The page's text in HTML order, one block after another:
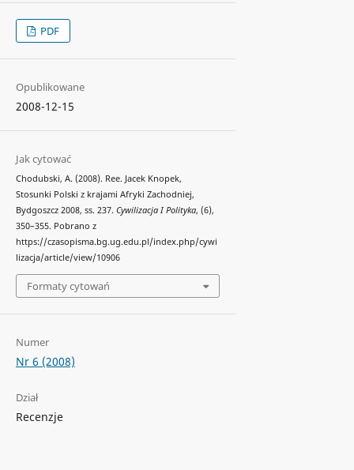
PDF
Opublikowane
2008-12-15
Jak cytować
Chodubski, A. (2008). Ree. Jacek Knopek,
Stosunki Polski z krajami Afryki Zachodniej,
Bydgoszcz 2008, ss. 237. Cywilizacja I Polityka, (6),
350–355. Pobrano z
https://czasopisma.bg.ug.edu.pl/index.php/cywi
lizacja/article/view/10906
Formaty cytowań
Numer
Nr 6 (2008)
Dział
Recenzje